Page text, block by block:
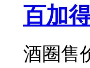
百加
酒圈售